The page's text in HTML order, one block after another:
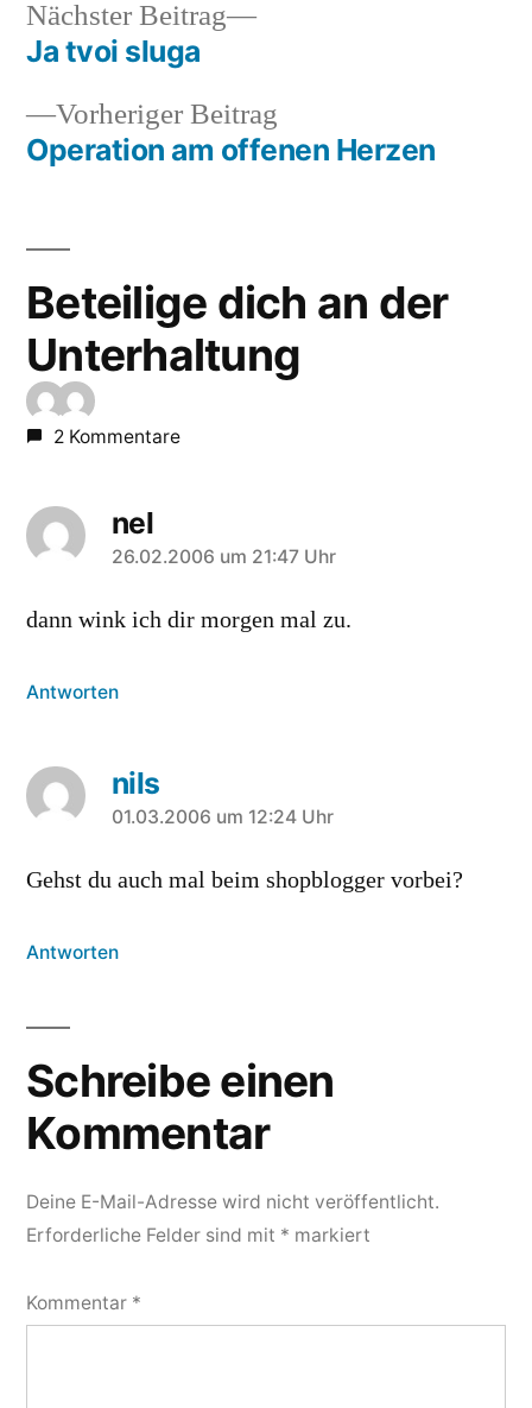
Beitragsnavigation
Vorheriger Beitrag
Beitrag:
Operation am offenen Herzen
Nächster Beitrag
Nächster
Ja tvoi sluga
Beteilige dich an der
Unterhaltung
2 Kommentare
nel
sagt:
26.02.2006 um 21:47 Uhr
dann wink ich dir morgen mal zu.
Antworten
nils
sagt:
01.03.2006 um 12:24 Uhr
Gehst du auch mal beim shopblogger vorbei?
Antworten
Schreibe einen
Kommentar
Deine E-Mail-Adresse wird nicht veröffentlicht.
Erforderliche Felder sind mit * markiert
Kommentar *